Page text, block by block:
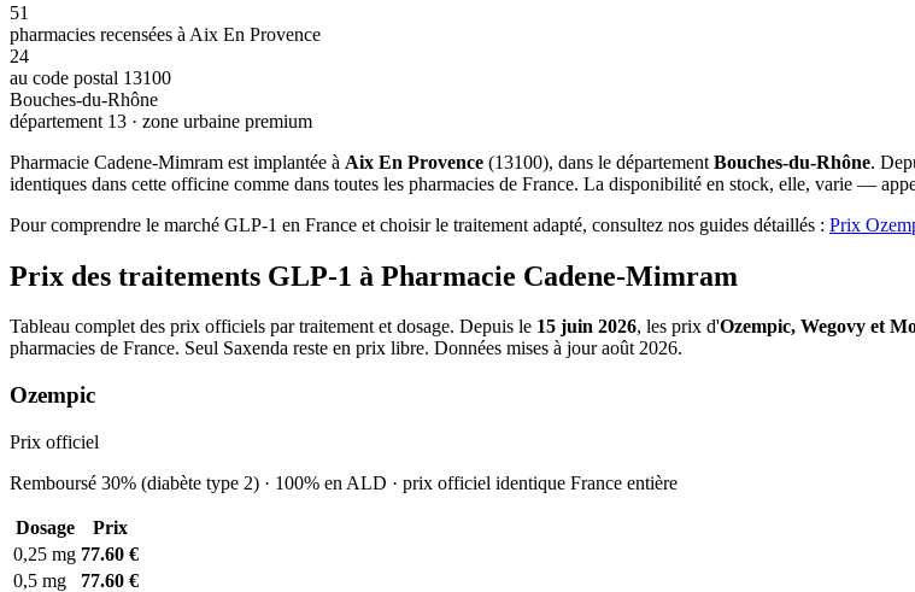
51
pharmacies recensées à Aix En Provence
24
au code postal 13100
Bouches-du-Rhône
département 13 · zone urbaine premium
Pharmacie Cadene-Mimram est implantée à Aix En Provence (13100), dans le département Bouches-du-Rhône.
identiques dans cette officine comme dans toutes les pharmacies de France. La disponibilité en stock, elle, varie —
Pour comprendre le marché GLP-1 en France et choisir le traitement adapté, consultez nos guides détaillés : Prix
Prix des traitements GLP-1 à Pharmacie Cadene-Mimram
Tableau complet des prix officiels par traitement et dosage. Depuis le 15 juin 2026, les prix d'Ozempic, Wegovy et
pharmacies de France. Seul Saxenda reste en prix libre. Données mises à jour août 2026.
Ozempic
Prix officiel
Remboursé 30% (diabète type 2) · 100% en ALD · prix officiel identique France entière
Dosage
Prix
0,25 mg 77.60 €
0,5 mg
77.60 €